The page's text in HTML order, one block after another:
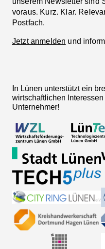
voraus. Kurz. Klar.
Postfach.
Jetzt anmelden und
In Lünen unterstützt ein
wirtschaftlichen
Unternehmer!